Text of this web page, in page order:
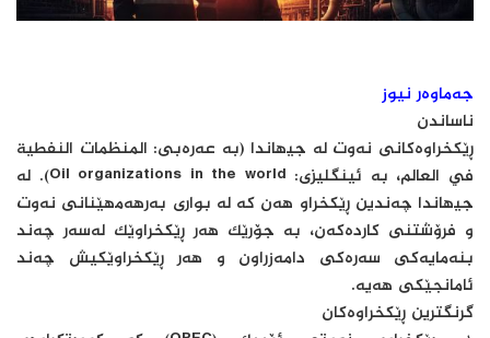
جەماوەر نیوز
ناساندن
ڕێکخراوەکانی نەوت لە جیھاندا (بە عەرەبی: المنظمات النفطية
في العالم، بە ئینگلیزی: Oil organizations in the world). لە
جیھاندا چەندین ڕێکخراو ھەن کە لە بواری بەرھەمھێنانی نەوت
و فرۆشتنی کاردەکەن، بە جۆرێک ھەر ڕێکخراوێک لەسەر چەند
بنەمایەکی سەرەکی دامەزراون و ھەر ڕێکخراوێکیش چەند
ئامانجێکی ھەیە.
گرنگترین ڕێکخراوەکان